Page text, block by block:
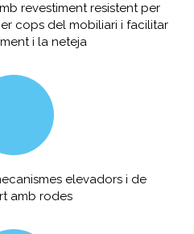
revestiment resistent per
cops del mobiliari i facilitar
i la neteja
elevadors i de
amb rodes